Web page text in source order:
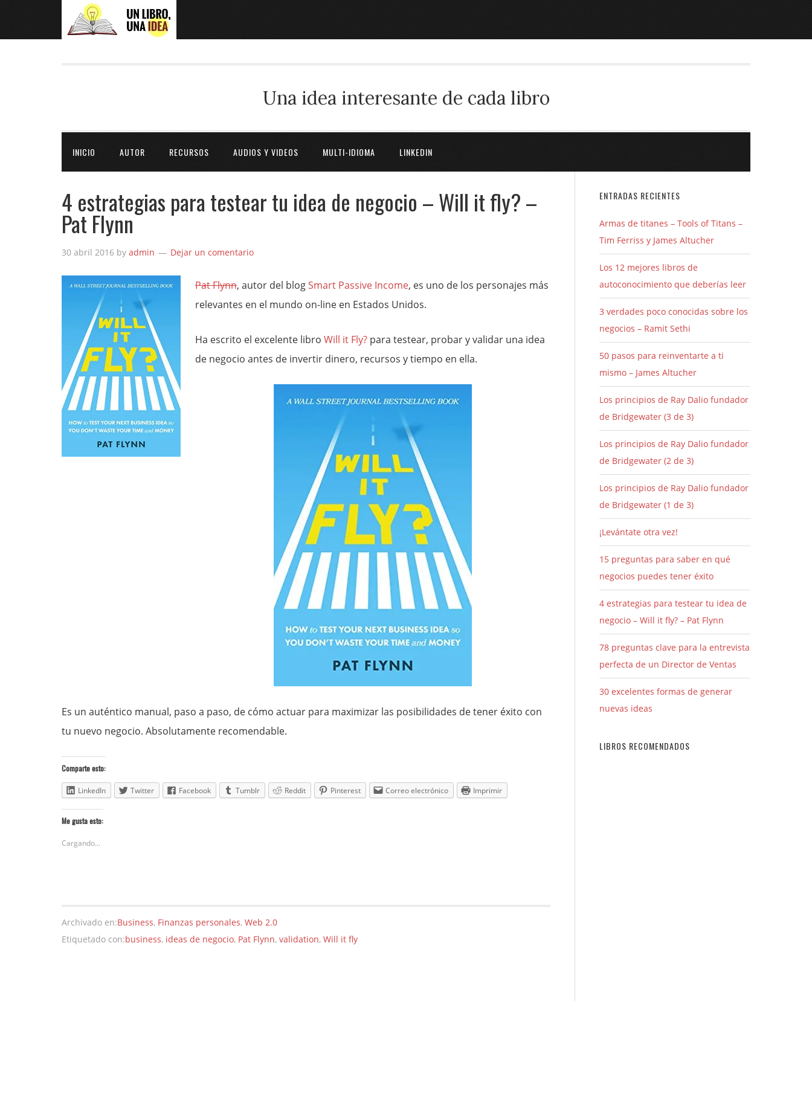
Una idea interesante de cada libro
INICIO AUTOR RECURSOS AUDIOS Y VIDEOS MULTI-IDIOMA LINKEDIN
4 estrategias para testear tu idea de negocio – Will it fly? –
Pat Flynn
30 abril 2016 by admin Dejar un comentario
Pat Flynn, autor del blogSmart Passive Income, es uno de los personajes más
relevantes en el mundo on-line en Estados Unidos.
Ha escrito el excelente libro Will it Fly? para testear, probar y validar una idea
de negocio antes de invertir dinero, recursos y tiempo en ella.
Es un auténtico manual, paso a paso, de cómo actuar para maximizar las posibilidades de tener éxito con
tu nuevo negocio. Absolutamente recomendable.
Comparte esto:
LinkedIn Twitter Facebook Tumblr Reddit Pinterest Correo electrónico Imprimir
Me gusta esto:
Cargando...
Archivado en:Business, Finanzas personales, Web 2.0
Etiquetado con:business, ideas de negocio, Pat Flynn, validation, Will it fly
ENTRADAS RECIENTES
Armas de titanes – Tools of Titans –
Tim Ferriss y James Altucher
Los 12 mejores libros de
autoconocimiento que deberías leer
3 verdades poco conocidas sobre los
negocios – Ramit Sethi
50 pasos para reinventarte a ti
mismo – James Altucher
Los principios de Ray Dalio fundador
de Bridgewater (3 de 3)
Los principios de Ray Dalio fundador
de Bridgewater (2 de 3)
Los principios de Ray Dalio fundador
de Bridgewater (1 de 3)
¡Levántate otra vez!
15 preguntas para saber en qué
negocios puedes tener éxito
4 estrategias para testear tu idea de
negocio – Will it fly? – Pat Flynn
78 preguntas clave para la entrevista
perfecta de un Director de Ventas
30 excelentes formas de generar
nuevas ideas
LIBROS RECOMENDADOS